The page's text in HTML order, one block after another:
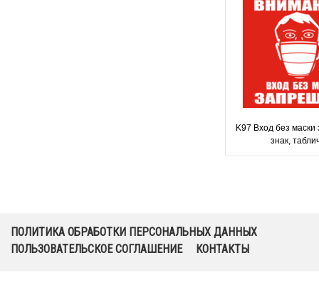
K97 Вход без
знак,
ПОЛИТИКА ОБРАБОТКИ ПЕРСОНАЛЬНЫХ ДАННЫХ
ПОЛЬЗОВАТЕЛЬСКОЕ СОГЛАШЕНИЕ
КОНТАКТЫ